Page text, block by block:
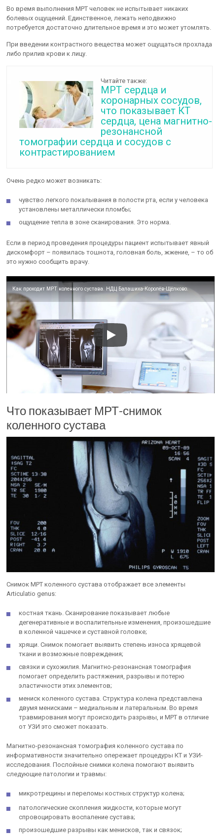
Во время выполнения МРТ человек не испытывает никаких
болевых ощущений. Единственное, лежать неподвижно
потребуется достаточно длительное время и это может утомлять.
При введении контрастного вещества может ощущаться прохлада
либо прилив крови к лицу.
Читайте также:
МРТ сердца и
коронарных сосудов,
что показывает КТ
сердца, цена магнитно-
резонансной
томографии сердца и сосудов с
контрастированием
Очень редко может возникать:
чувство легкого покалывания в полости рта, если у человека
установлены металлически пломбы;
ощущение тепла в зоне сканирования. Это норма.
Если в период проведения процедуры пациент испытывает явный
дискомфорт – появилась тошнота, головная боль, жжение, – то об
это нужно сообщить врачу.
Как проходит МРТ коленного сустава. НДЦ Балашиха-Королёв-Щёлково.
Что показывает МРТ-снимок
коленного сустава
Снимок МРТ коленного сустава отображает все элементы
Articulatio genus:
костная ткань. Сканирование показывает любые
дегенеративные и воспалительные изменения, произошедшие
в коленной чашечке и суставной головке;
хрящи. Снимок помогает выявить степень износа хрящевой
ткани и возможные повреждения;
связки и сухожилия. Магнитно-резонансная томография
помогает определить растяжения, разрывы и потерю
эластичности этих элементов;
мениск коленного сустава. Структура колена представлена
двумя менисками – медиальным и латеральным. Во время
травмирования могут происходить разрывы, и МРТ в отличие
от УЗИ это сможет показать.
Магнитно-резонансная томография коленного сустава по
информативности значительно опережает процедуры КТ и УЗИ-
исследования. Послойные снимки колена помогают выявить
следующие патологии и травмы:
микротрещины и переломы костных структур колена;
патологические скопления жидкости, которые могут
спровоцировать воспаление сустава;
произошедшие разрывы как менисков, так и связок;